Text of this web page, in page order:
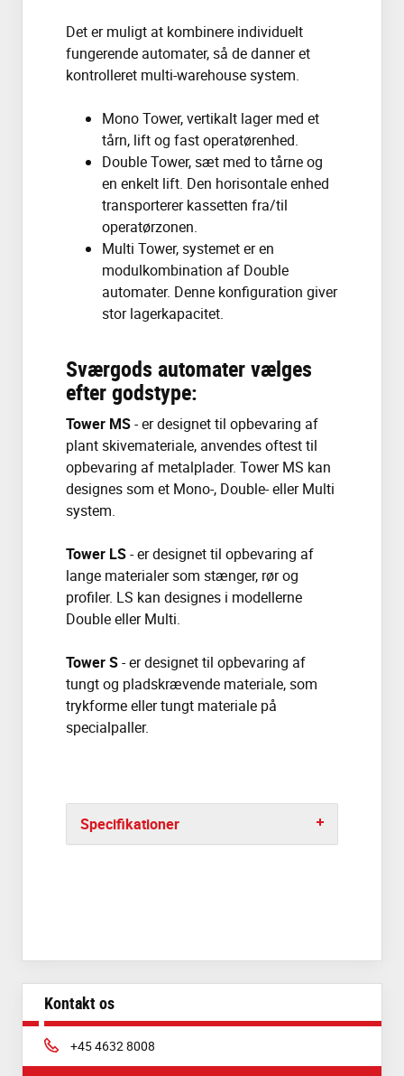
Det er muligt at kombinere individuelt
fungerende automater, så de danner et
kontrolleret multi-warehouse system.
Mono Tower, vertikalt lager med et
tårn, lift og fast operatørenhed.
Double Tower, sæt med to tårne og
en enkelt lift. Den horisontale enhed
transporterer kassetten fra/til
operatørzonen.
Multi Tower, systemet er en
modulkombination af Double
automater. Denne konfiguration giver
stor lagerkapacitet.
Sværgods automater vælges
efter godstype:
Tower MS- er designet til opbevaring af
plant skivemateriale, anvendes oftest til
opbevaring af metalplader. Tower MS kan
designes som et Mono-, Double- eller Multi
system.
Tower LS- er designet til opbevaring af
lange materialer som stænger, rør og
profiler. LS kan designes i modellerne
Double eller Multi.
Tower S- er designet til opbevaring af
tungt og pladskrævende materiale, som
trykforme eller tungt materiale på
specialpaller.
Specifikationer
Kontakt os
Phone:
+45 4632 8008